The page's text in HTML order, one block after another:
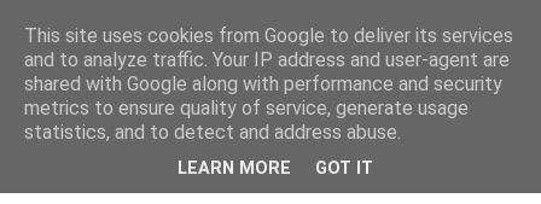
This site uses cookies from Google to deliver its services
and to analyze traffic. Your IP address and user-agent are
shared with Google along with performance and security
metrics to ensure quality of service, generate usage
statistics, and to detect and address abuse.
LEARN MORE GOT IT